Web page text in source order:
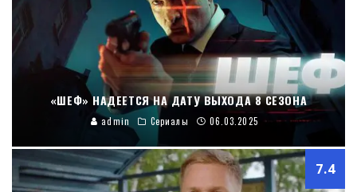
«ШЕФ» НАДЕЕТСЯ НА ДАТУ ВЫХОДА 8 СЕЗОНА
admin Сериалы 06.03.2025
7.4